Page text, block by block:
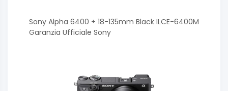
Sony Alpha 6400 + 18-135mm Black ILCE-6400M
Garanzia Ufficiale Sony